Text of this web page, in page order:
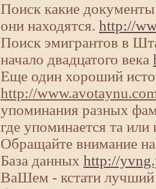
Поиск какие документы
они находятся. http://
Поиск эмигрантов в
начало двадцатого века
Еще один хороший
http://
упоминания разных
где упоминается та
Обращайте внимание
База данных http://
ВаШем - кстати лучший